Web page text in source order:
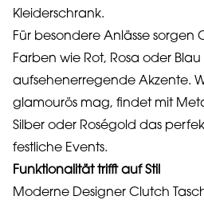
Kleiderschrank.
Für besondere Anlässe sorgen
Farben wie Rot, Rosa oder Blau
aufsehenerregende Akzente.
glamourös mag, findet mit
Silber oder Roségold das
festliche Events.
Funktionalität trifft auf Stil
Moderne Designer Clutch